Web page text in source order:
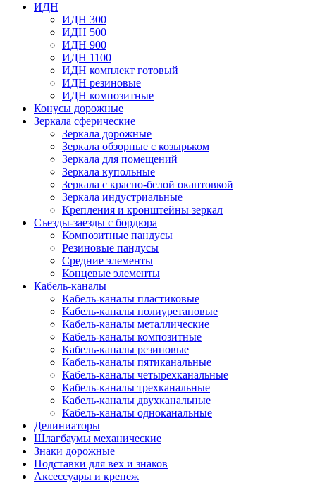
ИДН
ИДН 300
ИДН 500
ИДН 900
ИДН 1100
ИДН комплект готовый
ИДН резиновые
ИДН композитные
Конусы дорожные
Зеркала сферические
Зеркала дорожные
Зеркала обзорные с козырьком
Зеркала для помещений
Зеркала купольные
Зеркала с красно-белой окантовкой
Зеркала индустриальные
Крепления и кронштейны зеркал
Съезды-заезды с бордюра
Композитные пандусы
Резиновые пандусы
Средние элементы
Концевые элементы
Кабель-каналы
Кабель-каналы пластиковые
Кабель-каналы полиуретановые
Кабель-каналы металлические
Кабель-каналы композитные
Кабель-каналы резиновые
Кабель-каналы пятиканальные
Кабель-каналы четырехканальные
Кабель-каналы трехканальные
Кабель-каналы двухканальные
Кабель-каналы одноканальные
Делиниаторы
Шлагбаумы механические
Знаки дорожные
Подставки для вех и знаков
Аксессуары и крепеж